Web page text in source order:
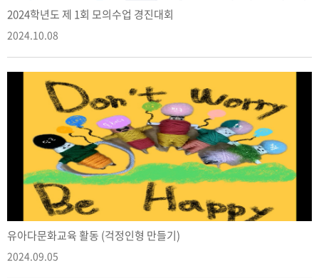
2024학년도 제 1회 모의수업 경진대회
2024.10.08
유아다문화교육 활동 (걱정인형 만들기)
2024.09.05